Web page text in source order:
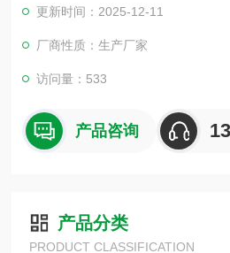
作对保证工艺装置的正常运行和安全
更新时间：2025-12-11
厂商性质：生产厂家
访问量：533
产品咨询
产品分类
PRODUCT CLASSIFICATION